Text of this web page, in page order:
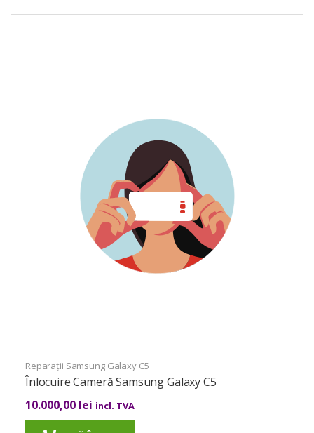
Reparații Samsung Galaxy C5
Înlocuire Cameră Samsung Galaxy C5
10.000,00 lei incl. TVA